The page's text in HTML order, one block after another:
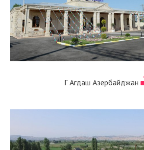
Г Агдаш Азербайджан